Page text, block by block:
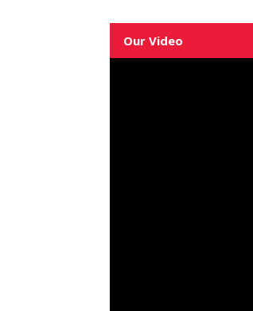
Our Video